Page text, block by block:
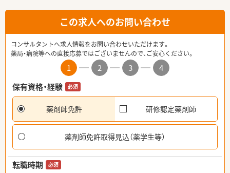
この求人へのお問い合わせ
コンサルタントへ求人情報をお問い合わせいただけます。
薬局・病院等への直接応募ではございませんので、ご安心ください。
1 2 3
4
保有資格・経験
必須
薬剤師免許 研修認定薬剤師
薬剤師免許取得見込（薬学生等）
転職時期 必須